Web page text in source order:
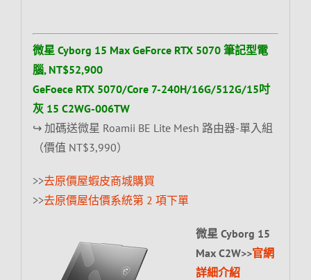
微星 Cyborg 15 Max GeForce RTX 5070 筆記型電
腦, NT$52,900
GeFoece RTX 5070/Core 7-240H/16G/512G/15吋
灰 15 C2WG-006TW
↪ 加碼送微星 Roamii BE Lite Mesh 路由器-單入組
（價值 NT$3,990）
>>去原價屋蝦皮商城購買
>>去原價屋估價系統第 2 項下單
微星 Cyborg 15
Max C2W>>官網
詳細介紹